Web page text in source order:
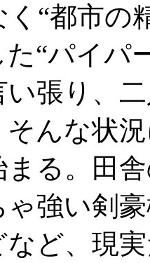
“都市の
“パイパ
い張り、
そんな状
まる。田
強い剣
など、現